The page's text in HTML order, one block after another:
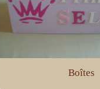
Boîtes